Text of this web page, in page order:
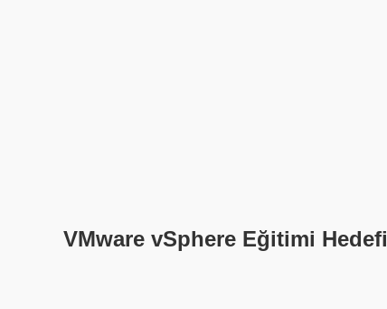
VMware vSphere Eğitimi Hedefi